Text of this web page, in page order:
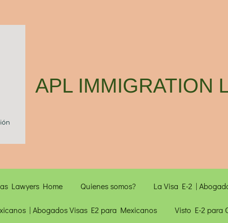
APL IMMIGRATION
Lawyers Home Quienes somos? La Visa E-2 |
| Abogados Visas E2 para Mexicanos Visto E-2 para